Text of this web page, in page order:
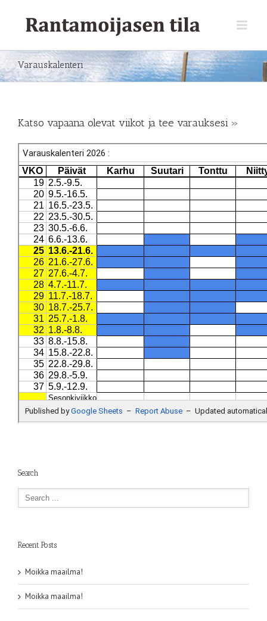
Varauskalenteri
Katso vapaana olevat viikot ja tee varauksesi »
Search
Recent Posts
Moikka maailma!
Moikka maailma!